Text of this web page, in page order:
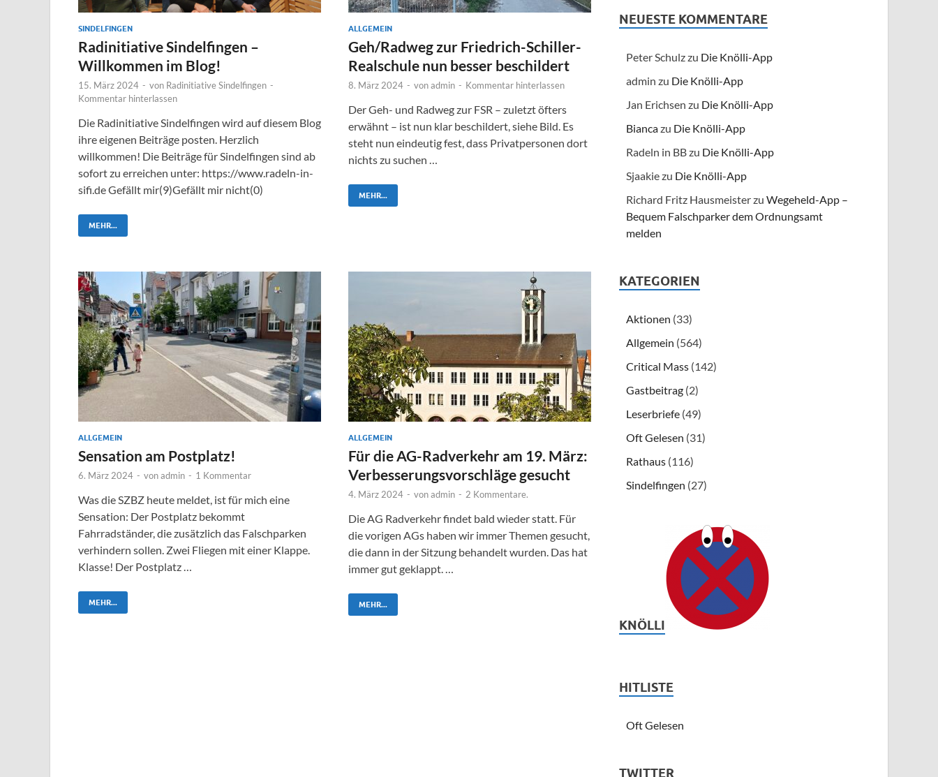
SINDELFINGEN
Radinitiative Sindelfingen –
Willkommen im Blog!
15. März 2024 - von Radinitiative Sindelfingen -
Kommentar hinterlassen
Die Radinitiative Sindelfingen wird auf diesem Blog
ihre eigenen Beiträge posten. Herzlich
willkommen! Die Beiträge für Sindelfingen sind ab
sofort zu erreichen unter: https://www.radeln-in-
sifi.de Gefällt mir(9)Gefällt mir nicht(0)
MEHR...
ALLGEMEIN
Geh/Radweg zur Friedrich-Schiller-
Realschule nun besser beschildert
8. März 2024 - vonadmin - Kommentar hinterlassen
Der Geh- und Radweg zur FSR – zuletzt öfters
erwähnt – ist nun klar beschildert, siehe Bild. Es
steht nun eindeutig fest, dass Privatpersonen dort
nichts zu suchen …
MEHR...
ALLGEMEIN
Sensation am Postplatz!
6. März 2024 - vonadmin - 1 Kommentar
Was die SZBZ heute meldet, ist für mich eine
Sensation: Der Postplatz bekommt
Fahrradständer, die zusätzlich das Falschparken
verhindern sollen. Zwei Fliegen mit einer Klappe.
Klasse! Der Postplatz …
MEHR...
ALLGEMEIN
Für die AG-Radverkehr am 19. März:
Verbesserungsvorschläge gesucht
4. März 2024 - vonadmin - 2 Kommentare.
Die AG Radverkehr findet bald wieder statt. Für
die vorigen AGs haben wir immer Themen gesucht,
die dann in der Sitzung behandelt wurden. Das hat
immer gut geklappt. …
MEHR...
NEUESTE KOMMENTARE
Peter Schulzzu Die Knölli-App
admin zu Die Knölli-App
Jan Erichsen zu Die Knölli-App
Biancazu Die Knölli-App
Radeln in BBzu Die Knölli-App
Sjaakiezu Die Knölli-App
Richard Fritz HausmeisterzuWegeheld-App –
Bequem Falschparker dem Ordnungsamt
melden
KATEGORIEN
Aktionen (33)
Allgemein (564)
Critical Mass (142)
Gastbeitrag (2)
Leserbriefe (49)
Oft Gelesen (31)
Rathaus (116)
Sindelfingen (27)
KNÖLLI
HITLISTE
Oft Gelesen
TWITTER